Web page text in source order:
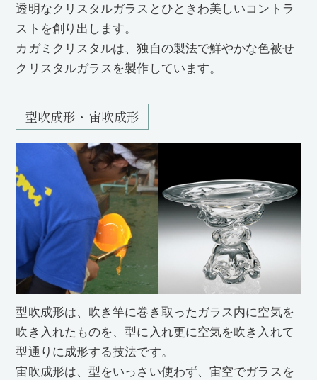
透明なクリスタルガラスとひときわ美しいコントラ
ストを創り出します。
カガミクリスタルは、独自の製法で鮮やかな色被せ
クリスタルガラスを製作しています。
型吹成形・宙吹成形
型吹成形は、吹き竿に巻き取ったガラス内に空気を
吹き入れたものを、型に入れ更に空気を吹き入れて
型通りに成形する技法です。
宙吹成形は、型をいっさい使わず、宙空でガラスを